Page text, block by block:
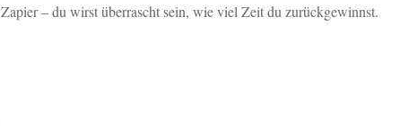
– du wirst überrascht sein, wie viel Zeit du zurückgewinnst.